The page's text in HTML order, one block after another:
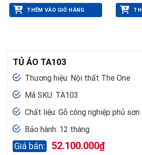
THÊM VÀO GIỎ HÀNG
TỦ ÁO TA103
Thương hiệu: Nội thất The One
Mã SKU: TA103
Chất liệu: Gỗ công nghiệp phủ sơn
Bảo hành: 12 tháng
52.100.000₫